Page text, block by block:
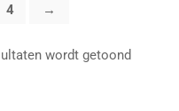
4 →
wordt getoond